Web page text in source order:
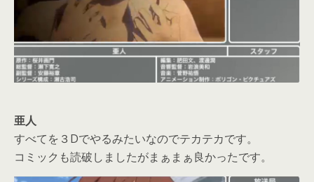
亜人
すべてを３Dでやるみたいなのでテカテカです。
コミックも読破しましたがまぁまぁ良かったです。